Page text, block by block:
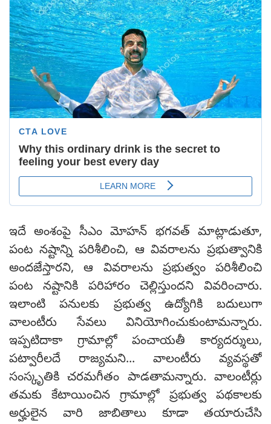
ఇదే అంశంపై సీఎం మోహన్ భగవత్ మాట్లాడుతూ,
పంట నష్టాన్ని పరిశీలించి, ఆ వివరాలను ప్రభుత్వానికి
అందజేస్తారని, ఆ వివరాలను ప్రభుత్వం పరిశీలించి
పంట నష్టానికి పరిహారం చెల్లిస్తుందని వివరించారు.
ఇలాంటి పనులకు ప్రభుత్వ ఉద్యోగికి బదులుగా
వాలంటీరు సేవలు వినియోగించుకుంటామన్నారు.
ఇప్పటిదాకా గ్రామాల్లో పంచాయతీ కార్యదర్శులు,
పట్వారీలదే రాజ్యమని... వాలంటీరు వ్యవస్థతో
సంస్కృతికి చరమగీతం పాడతామన్నారు. వాలంటీర్లు
తమకు కేటాయించిన గ్రామాల్లో ప్రభుత్వ పథకాలకు
అర్హులైన వారి జాబితాలు కూడా తయారుచేసి